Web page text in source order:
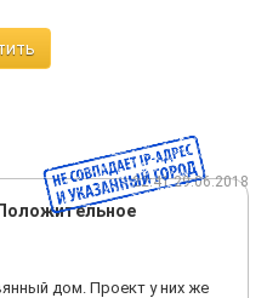
22:41 29.06.2018
Положительное
дом. Проект у них же